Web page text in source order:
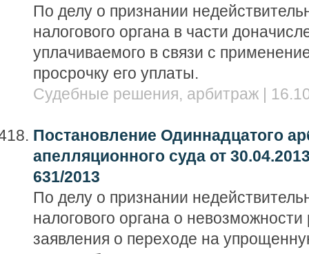
По делу о признании
налогового органа в части
уплачиваемого в связи с
просрочку его уплаты.
Судебные решения, арбитраж |
Постановление Одиннадцатого
апелляционного суда от
631/2013
По делу о признании
налогового органа о
заявления о переходе на